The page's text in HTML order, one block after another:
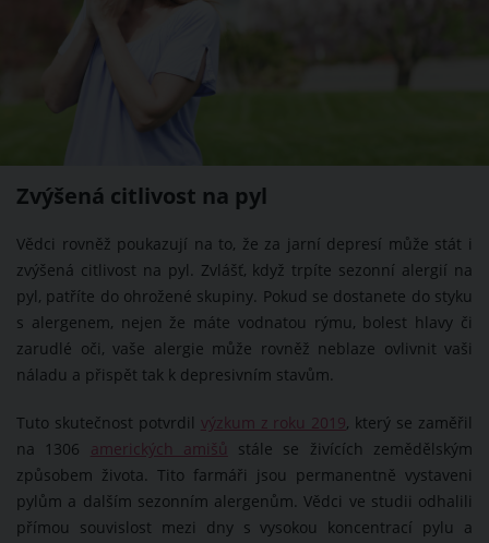
Zvýšená citlivost na pyl
Vědci rovněž poukazují na to, že za jarní depresí může stát i
zvýšená citlivost na pyl. Zvlášť, když trpíte sezonní alergií na
pyl, patříte do ohrožené skupiny. Pokud se dostanete do styku
s alergenem, nejen že máte vodnatou rýmu, bolest hlavy či
zarudlé oči, vaše alergie může rovněž neblaze ovlivnit vaši
náladu a přispět tak k depresivním stavům.
Tuto skutečnost potvrdil výzkum z roku 2019, který se zaměřil
na 1306 amerických amišů
stále se živících zemědělským
způsobem života. Tito farmáři jsou permanentně vystaveni
pylům a dalším sezonním alergenům. Vědci ve studii odhalili
přímou souvislost mezi dny s vysokou koncentrací pylu a